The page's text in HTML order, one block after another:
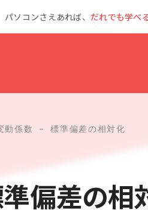
パソコンさえあれば、 だれでも学べる
動係数 – 標準偏差の相対化
偏差の相